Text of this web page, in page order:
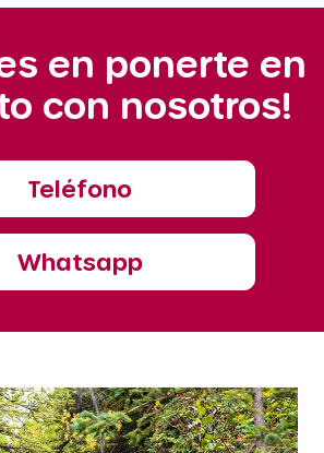
en ponerte en
con nosotros!
Teléfono
Whatsapp